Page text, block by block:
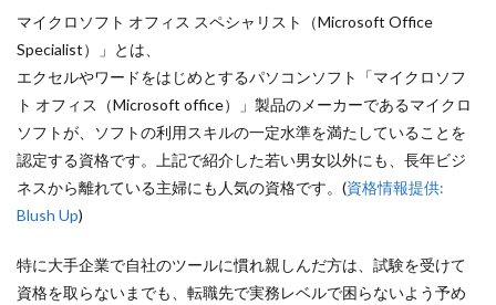
マイクロソフト オフィス スペシャリスト（Microsoft Office
Specialist）」とは、
エクセルやワードをはじめとするパソコンソフト「マイクロソフ
ト オフィス（Microsoft office）」製品のメーカーであるマイクロ
ソフトが、ソフトの利用スキルの一定水準を満たしていることを
認定する資格です。上記で紹介した若い男女以外にも、長年ビジ
ネスから離れている主婦にも人気の資格です。(資格情報提供:
Blush Up)
特に大手企業で自社のツールに慣れ親しんだ方は、試験を受けて
資格を取らないまでも、転職先で実務レベルで困らないよう予め